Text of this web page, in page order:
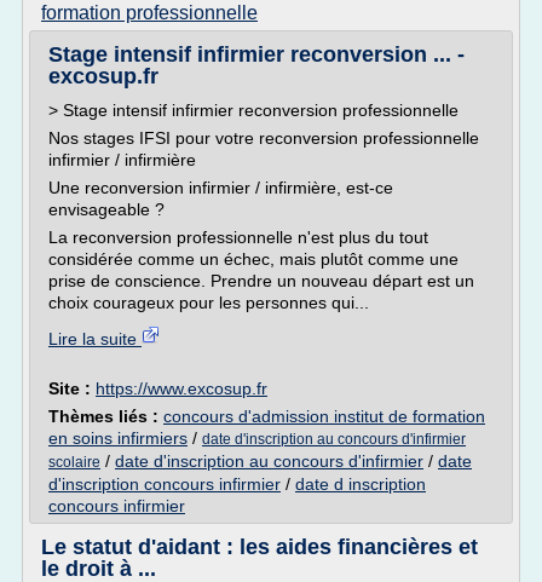
formation professionnelle
Stage intensif infirmier reconversion ... -
excosup.fr
> Stage intensif infirmier reconversion professionnelle
Nos stages IFSI pour votre reconversion professionnelle
infirmier / infirmière
Une reconversion infirmier / infirmière, est-ce
envisageable ?
La reconversion professionnelle n'est plus du tout
considérée comme un échec, mais plutôt comme une
prise de conscience. Prendre un nouveau départ est un
choix courageux pour les personnes qui...
Lire la suite
Site : https://www.excosup.fr
Thèmes liés : concours d'admission institut de formation
en soins infirmiers / date d'inscription au concours d'infirmier
scolaire / date d'inscription au concours d'infirmier / date
d'inscription concours infirmier / date d inscription
concours infirmier
Le statut d'aidant : les aides financières et
le droit à ...